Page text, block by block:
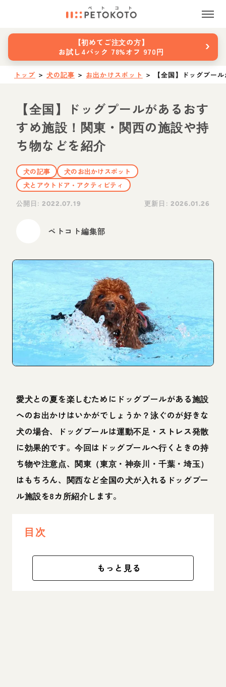
【初めてご注文の方】
お試し4パック 78%オフ 970円
›
トップ ＞ 犬の記事 ＞ お出かけスポット ＞ 【全国】ドッグプー
【全国】ドッグプールがあるおす
すめ施設！関東・関西の施設や持
ち物などを紹介
犬の記事
犬のお出かけスポット
犬とアウトドア・アクティビティ
公開日:2022.07.19 更新日: 2026.01.26
ペトコト編集部
愛犬との夏を楽しむためにドッグプールがある施設
へのお出かけはいかがでしょうか？泳ぐのが好きな
犬の場合、ドッグプールは運動不足・ストレス発散
に効果的です。今回はドッグプールへ行くときの持
ち物や注意点、関東（東京・神奈川・千葉・埼玉）
はもちろん、関西など全国の犬が入れるドッグプー
ル施設を8カ所紹介します。
目次
もっと見る